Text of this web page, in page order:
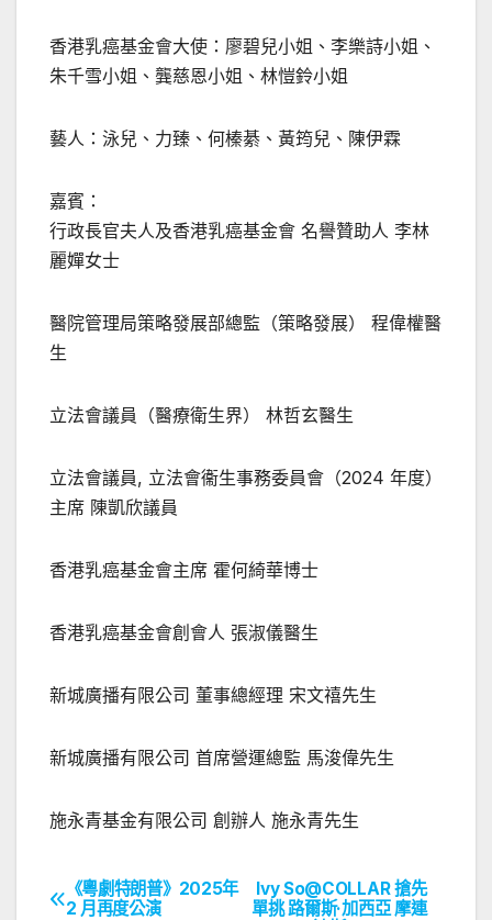
香港乳癌基金會大使：廖碧兒小姐、李樂詩小姐、
朱千雪小姐、龔慈恩小姐、林愷鈴小姐
藝人：泳兒、力臻、何榛綦、黃筠兒、陳伊霖
嘉賓：
行政長官夫人及香港乳癌基金會 名譽贊助人 李林
麗嬋女士
醫院管理局策略發展部總監（策略發展） 程偉權醫
生
立法會議員（醫療衛生界） 林哲玄醫生
立法會議員, 立法會衞生事務委員會（2024 年度）
主席 陳凱欣議員
香港乳癌基金會主席 霍何綺華博士
香港乳癌基金會創會人 張淑儀醫生
新城廣播有限公司 董事總經理 宋文禧先生
新城廣播有限公司 首席營運總監 馬浚偉先生
施永青基金有限公司 創辦人 施永青先生
文
Ivy So@COLLAR 搶先
單挑 路爾斯·加西亞 摩連
《粵劇特朗普》2025年
2 月再度公演